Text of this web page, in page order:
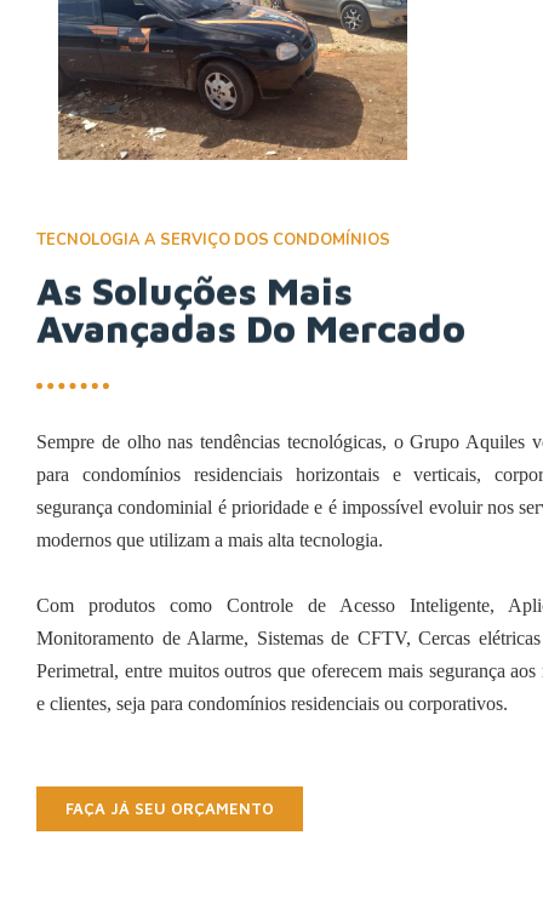
TECNOLOGIA A SERVIÇO DOS CONDOMÍNIOS
As Soluções Mais
Avançadas Do Mercado
Sempre de olho nas tendências tecnológicas, o Grupo Aquiles
para condomínios residenciais horizontais e verticais,
segurança condominial é prioridade e é impossível evoluir nos
modernos que utilizam a mais alta tecnologia.
Com produtos como Controle de Acesso Inteligente,
Monitoramento de Alarme, Sistemas de CFTV, Cercas
Perimetral, entre muitos outros que oferecem mais segurança
e clientes, seja para condomínios residenciais ou corporativos.
FAÇA JÁ SEU ORÇAMENTO